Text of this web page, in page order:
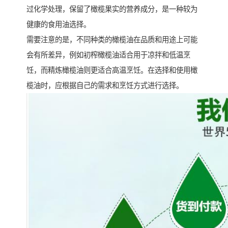
过化学处理，保留了橄榄果实的营养成分，是一种较为
健康的食用油选择。
需要注意的是，不同种类的橄榄油在品质和用途上可能
会有所差异，例如初榨橄榄油适合用于凉拌和低温烹
饪，而精炼橄榄油则更适合高温烹饪。在选择和使用橄
榄油时，应根据自己的需求和烹饪方式进行选择。